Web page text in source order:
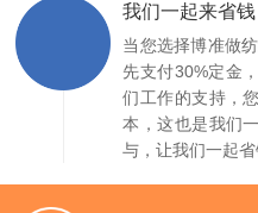
我们一起来省钱
当您选择博准做
先支付30%定金
们工作的支持，
本，这也是我们
与，让我们一起省